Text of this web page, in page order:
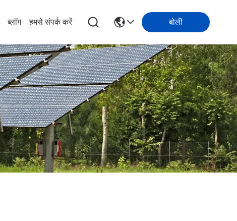
ब्लॉग हमसे संपर्क करें बोली